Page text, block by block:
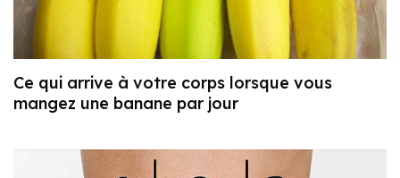
Ce qui arrive à votre corps lorsque vous
mangez une banane par jour